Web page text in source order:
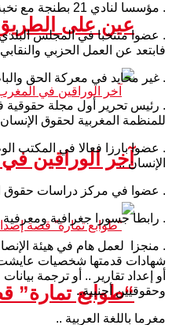
عين على
آخر الوراقين
“طوابع تمارة”
. مؤسسا لنادي 21 بطنجة مع نخبة من المثقفين البارزين ..
. عضوا منتخبا في المجلس
فابتعد عن العمل الحزبي
. غير محايد في معركة الحق
. رئيس تحرير أول مجلة حقوقية
للمنظمة المغربية لحقوق
. عضوا بارزا فعالا في المكتب
الإنسان ..
. عضوا في مركز دراسات حقوق
. رابطا جسورا جغرافية ومعرفية
. منجزا لعمل هام في هيئة
شهادات قدمتها شخصيات
أو إعداد تقارير .. أو ترجمة
وحقوقيين أجنبية..
مغرما باللغة العربية ..